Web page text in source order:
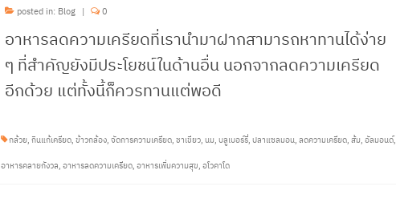
posted in: Blog | 0
อาหารลดความเครียดที่เรานำมาฝากสามารถหาทานได้ง่าย
ๆ ที่สำคัญยังมีประโยชน์ในด้านอื่น นอกจากลดความเครียด
อีกด้วย แต่ทั้งนี้ก็ควรทานแต่พอดี
กล้วย ,กินแก้เครียด ,ข้าวกล้อง ,จัดการความเครียด ,ชาเขียว ,นม ,บลูเบอร์รี่ ,ปลาแซลมอน ,ลดความเครียด ,ส้ม ,อัลมอนด์,
อาหารคลายกังวล ,อาหารลดความเครียด ,อาหารเพิ่มความสุข ,อโวคาโด